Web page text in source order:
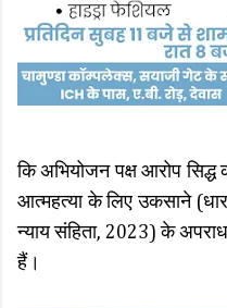
कि अभियोजन पक्ष आरोप
आत्महत्या के लिए उकसाने
न्याय संहिता, 2023) के अपराध
हैं।